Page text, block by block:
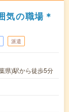
気の職場＊
派遣
県)駅から徒歩5分